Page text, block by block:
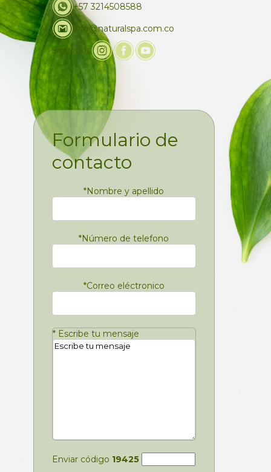
+57 3214508588
info@naturalspa.com.co
Siguenos
Formulario de
contacto
*Nombre y apellido
*Número de telefono
*Correo eléctronico
* Escribe tu mensaje
Enviar código 19425